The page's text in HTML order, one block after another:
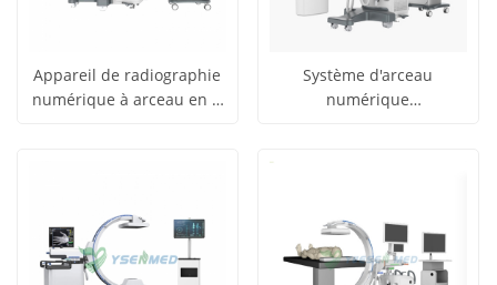
Appareil de radiographie
numérique à arceau en C
Système d'arceau
numérique